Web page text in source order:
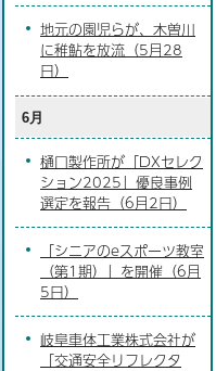
地元の園児らが、木曽川
に稚鮎を放流（5月28
日）
6月
樋口製作所が「DXセレク
ション2025」優良事例
選定を報告（6月2日）
「シニアのeスポーツ教室
（第1期）」を開催（6月
5日）
岐阜車体工業株式会社が
「交通安全リフレクタ